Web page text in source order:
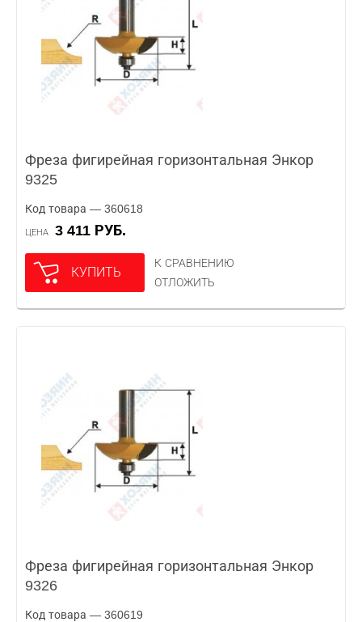
Фреза фигирейная горизонтальная Энкор
9325
Код товара — 360618
ЦЕНА 3 411 РУБ.
КУПИТЬ
К СРАВНЕНИЮ
ОТЛОЖИТЬ
Фреза фигирейная горизонтальная Энкор
9326
Код товара — 360619